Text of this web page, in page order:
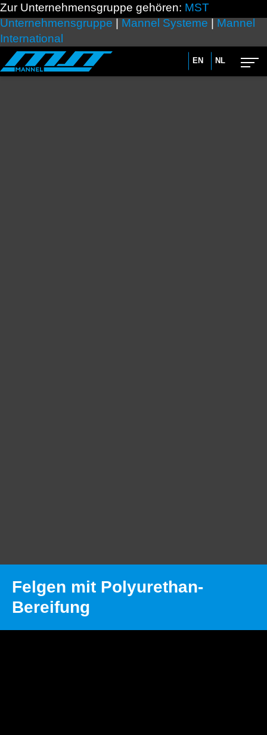
Zur Unternehmensgruppe gehören: MST
Unternehmensgruppe
Mannel Systeme
Mannel
International
EN NL
Advanced search
Felgen mit Polyurethan-
Bereifung